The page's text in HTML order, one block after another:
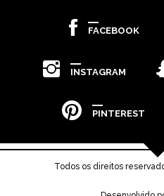
FACEBOOK
INSTAGRAM
PINTEREST
Todos os direitos